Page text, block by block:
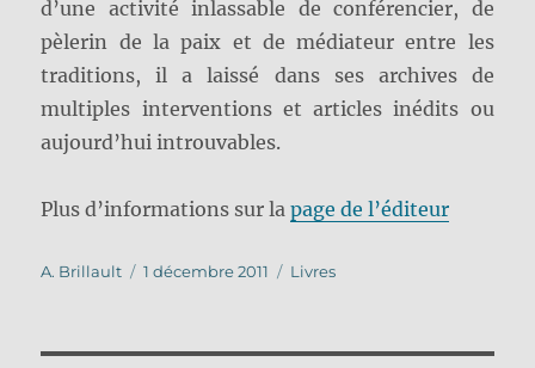
d’une activité inlassable de conférencier, de
pèlerin de la paix et de médiateur entre les
traditions, il a laissé dans ses archives de
multiples interventions et articles inédits ou
aujourd’hui introuvables.
Plus d’informations sur lapage de l’éditeur
Auteur
A. Brillault
Publié
1 décembre 2011 Catégories
Livres